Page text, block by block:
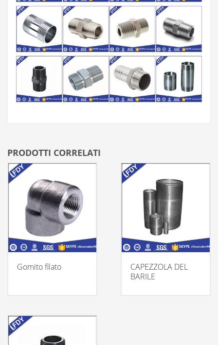
PRODOTTI CORRELATI
Gomito filato
CAPEZZOLA DEL
BARILE